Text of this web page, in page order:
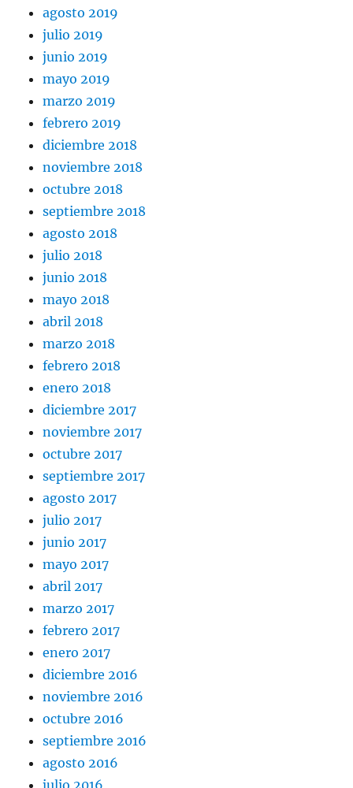
agosto 2019
julio 2019
junio 2019
mayo 2019
marzo 2019
febrero 2019
diciembre 2018
noviembre 2018
octubre 2018
septiembre 2018
agosto 2018
julio 2018
junio 2018
mayo 2018
abril 2018
marzo 2018
febrero 2018
enero 2018
diciembre 2017
noviembre 2017
octubre 2017
septiembre 2017
agosto 2017
julio 2017
junio 2017
mayo 2017
abril 2017
marzo 2017
febrero 2017
enero 2017
diciembre 2016
noviembre 2016
octubre 2016
septiembre 2016
agosto 2016